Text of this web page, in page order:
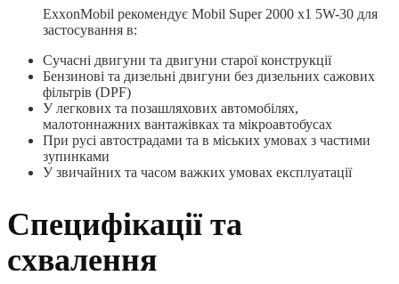
ExxonMobil рекомендує Mobil Super 2000 х1 5W-30 для
застосування в:
Сучасні двигуни та двигуни старої конструкції
Бензинові та дизельні двигуни без дизельних сажових
фільтрів (DPF)
У легкових та позашляхових автомобілях,
малотоннажних вантажівках та мікроавтобусах
При русі автострадами та в міських умовах з частими
зупинками
У звичайних та часом важких умовах експлуатації
Специфікації та
схвалення